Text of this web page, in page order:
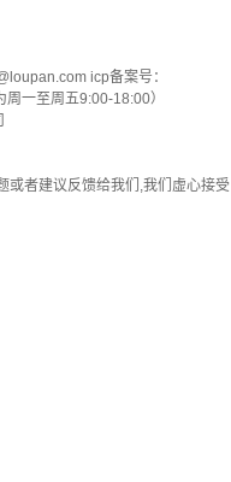
icp备案号：
一至周五9:00-18:00）
或者建议反馈给我们,我们虚心接受